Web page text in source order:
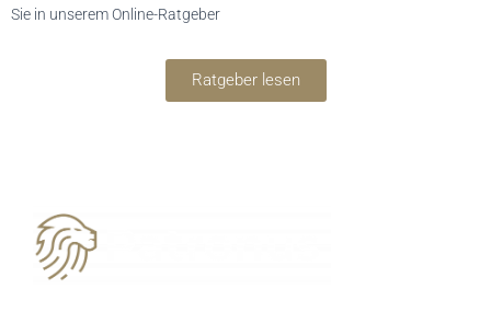
Sie in unserem Online-Ratgeber
Ratgeber lesen